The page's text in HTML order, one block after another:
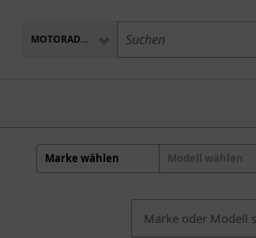
MOTORADTEILE
Marke wählen Modell wählen